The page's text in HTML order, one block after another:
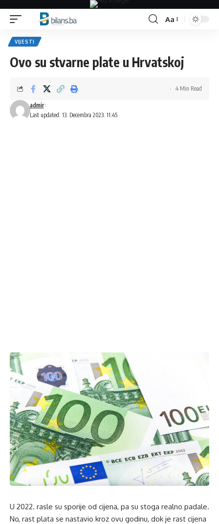
Font
Aa
VIJESTI
Ovo su stvarne plate u Hrvatskoj
Last updated: 13. Decembra 2023. 11:45
admir
4 Min Read
U 2022. rasle su sporije od cijena, pa su stoga realno padale.
No, rast plata se nastavio kroz ovu godinu, dok je rast cijena